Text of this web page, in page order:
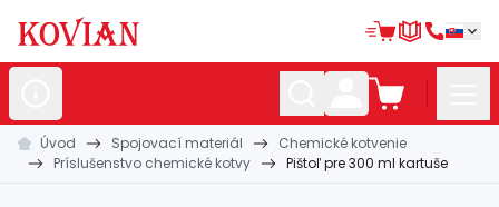
Nerezovépolotovary
Úvod Spojovací materiál
Chemické kotvenie
Príslušenstvo chemické kotvy
Pištoľ pre 300 ml kartuše